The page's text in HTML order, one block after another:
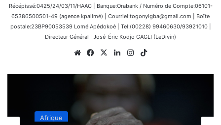
Récépissé:0425/24/03/11/HAAC | Banque:Orabank / Numéro de Compte:06101-
65386500501-49 (agence kpalimé) | Courriel:togonyigba@gmail.com | Boîte
postale:23BP90053539 Lomé Apédokoè | Tel:(00228) 99460630/93921010 |
Directeur Général : José-Éric Kodjo GAGLI (LeDivin)
WebsiteFacebook
X LinkedinInstagram
Afrique